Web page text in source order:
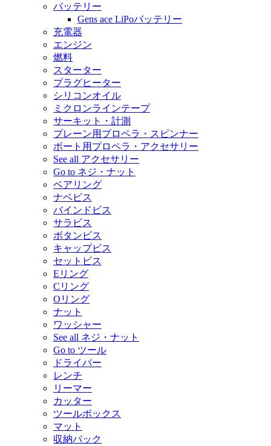
バッテリー
Gens ace LiPoバッテリー
充電器
エンジン
燃料
スターター
プラグヒーター
シリコンオイル
ミクロンラインテープ
サーキット・計測
プレーン用プロペラ・スピンナー
ボート用プロペラ・アクセサリー
See all アクセサリー
Go to ネジ・ナット
ベアリング
ナベビス
バインドビス
サラビス
ボタンビス
キャップビス
セットビス
Eリング
Cリング
Oリング
ナット
ワッシャー
See all ネジ・ナット
Go to ツール
ドライバー
レンチ
リーマー
カッター
ツールボックス
マット
収納バック